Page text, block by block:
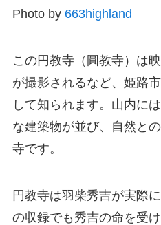
Photo by 663highland
この円教寺（圓教寺）は
が撮影されるなど、姫路
して知られます。山内に
な建築物が並び、自然と
寺です。
円教寺は羽柴秀吉が実際
の収録でも秀吉の命を受